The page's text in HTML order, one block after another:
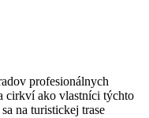
profesionálnych
cirkví ako vlastníci týchto
na turistickej trase